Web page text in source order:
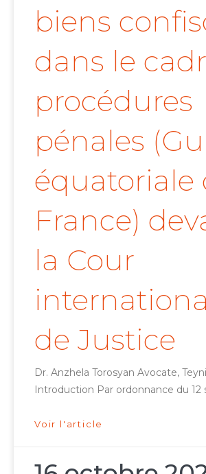
biens
dans le
procédures
pénales
équatoriale
France)
la Cour
de Justice
Dr. Anzhela Torosyan Avocate,
Introduction Par ordonnance du 12
Voir l'article